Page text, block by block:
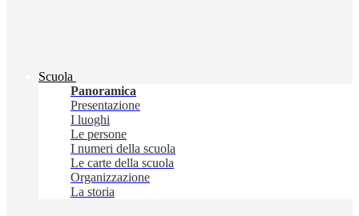
Scuola
Panoramica
Presentazione
I luoghi
Le persone
I numeri della scuola
Le carte della scuola
Organizzazione
La storia